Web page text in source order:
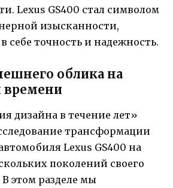
Lexus GS400 стал символом
изысканности,
точность и надежность.
облика на
времени
дизайна в течение лет»
трансформации
Lexus GS400 на
поколений своего
этом разделе мы